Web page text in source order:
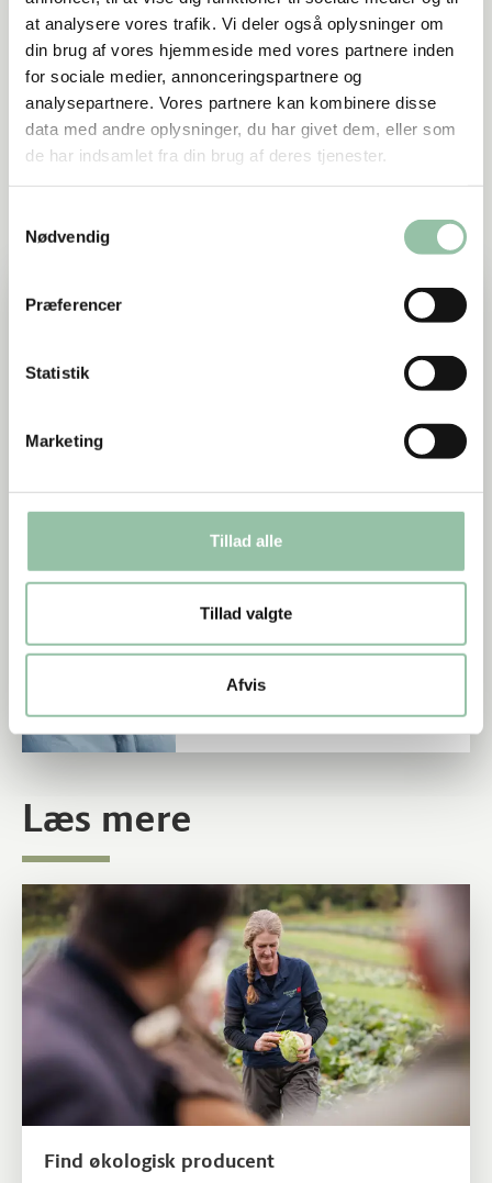
at analysere vores trafik. Vi deler også oplysninger om
din brug af vores hjemmeside med vores partnere inden
for sociale medier, annonceringspartnere og
analysepartnere. Vores partnere kan kombinere disse
data med andre oplysninger, du har givet dem, eller som
de har indsamlet fra din brug af deres tjenester.
Nødvendig
Præferencer
Statistik
Marketing
Tillad alle
Tillad valgte
Afvis
mindst produkter af topkvalitet.
Publikationen udkommer både digitalt og trykt. Hvis
du ønsker guiden lige ved hånden, kan du få den
tilsendt som trykt version.
Tak til Produktionsafgiftsfonden for frugt og
gartneriprodukter.
Kontakt
Læs mere
Læs mere om Find økologisk producent
Find økologisk producent